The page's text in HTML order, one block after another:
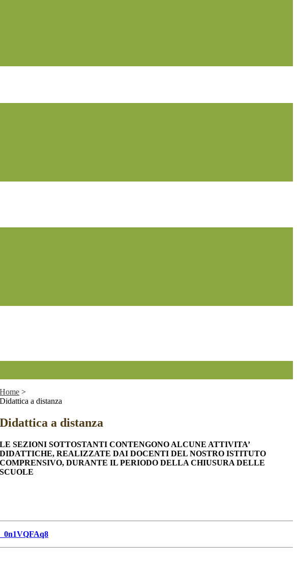
Home >
Didattica a distanza
Didattica a distanza
LE SEZIONI SOTTOSTANTI CONTENGONO ALCUNE ATTIVITA’
DIDATTICHE, REALIZZATE DAI DOCENTI DEL NOSTRO ISTITUTO
COMPRENSIVO, DURANTE IL PERIODO DELLA CHIUSURA DELLE
SCUOLE